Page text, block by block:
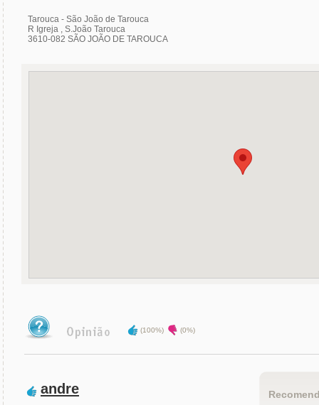
Tarouca - São João de Tarouca
R Igreja , S.João Tarouca
3610-082 SÃO JOÃO DE TAROUCA
(100%) (0%)
andre